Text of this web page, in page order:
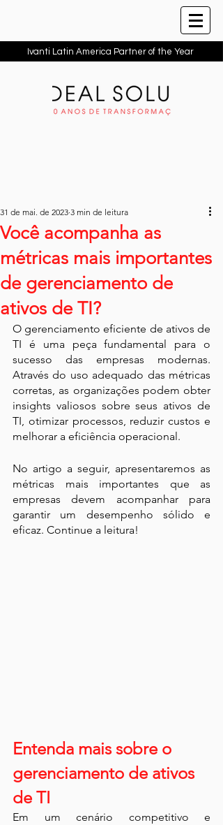
Ivanti Latin America Partner of the Year
Você acompanha as
métricas mais importantes
de gerenciamento de
ativos de TI?
31 de mai. de 2023 3 min de leitura
O gerenciamento eficiente de ativos de
TI é uma peça fundamental para o
sucesso das empresas modernas.
Através do uso adequado das métricas
corretas, as organizações podem obter
insights valiosos sobre seus ativos de
TI, otimizar processos, reduzir custos e
melhorar a eficiência operacional.
No artigo a seguir, apresentaremos as
métricas mais importantes que as
empresas devem acompanhar para
garantir um desempenho sólido e
eficaz. Continue a leitura!
Entenda mais sobre o
gerenciamento de ativos
de TI
Em um cenário competitivo e